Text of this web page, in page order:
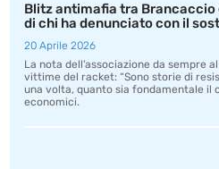
Blitz antimafia tra Brancaccio
di chi ha denunciato con il
20 Aprile 2026
La nota dell’associazione da sempre
vittime del racket: “Sono storie di
una volta, quanto sia fondamentale il
economici.